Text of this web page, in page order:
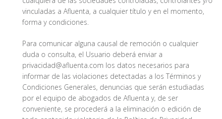
vinculadas a Afluenta, a cualquier título y en el momento,
forma y condiciones.
Para comunicar alguna causal de remoción o cualquier
duda o consulta, el Usuario deberá enviar a
privacidad@afluenta.com los datos necesarios para
informar de las violaciones detectadas a los Términos y
Condiciones Generales, denuncias que serán estudiadas
por el equipo de abogados de Afluenta y, de ser
conveniente, se procederá a la eliminación o edición de